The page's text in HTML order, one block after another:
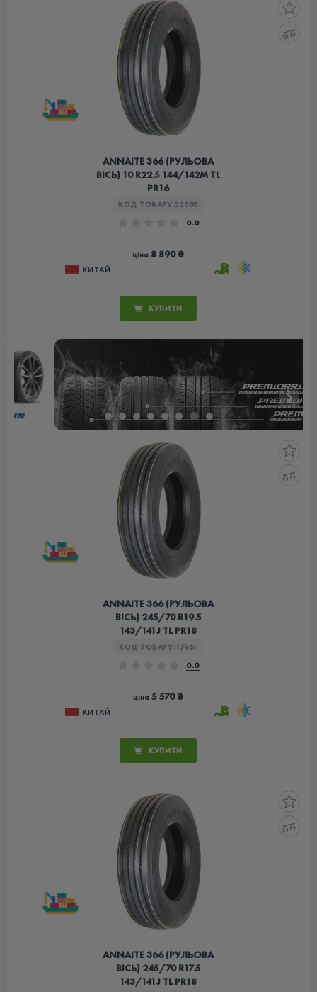
ANNAITE 366 (РУЛЬОВА
ВІСЬ) 10 R22.5 144/142M TL
PR16
КОД ТОВАРУ:22688
0.0
ціна 8 890 ₴
КИТАЙ
КУПИТИ
ANNAITE 366 (РУЛЬОВА
ВІСЬ) 245/70 R19.5
143/141J TL PR18
КОД ТОВАРУ: 17961
0.0
ціна 5 570 ₴
КИТАЙ
КУПИТИ
ANNAITE 366 (РУЛЬОВА
ВІСЬ) 245/70 R17.5
143/141J TL PR18